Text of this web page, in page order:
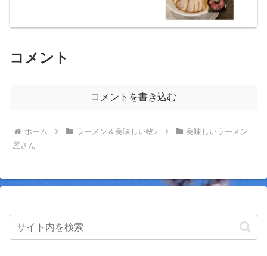
だきました。
コメント
コメントを書き込む
ホーム ラーメン＆美味しい物♪
美味しいラーメン
屋さん